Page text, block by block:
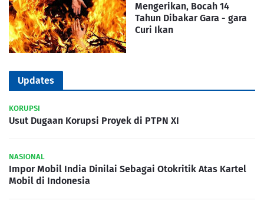
Mengerikan, Bocah 14
Tahun Dibakar Gara - gara
Curi Ikan
Updates
KORUPSI
Usut Dugaan Korupsi Proyek di PTPN XI
NASIONAL
Impor Mobil India Dinilai Sebagai Otokritik Atas Kartel
Mobil di Indonesia